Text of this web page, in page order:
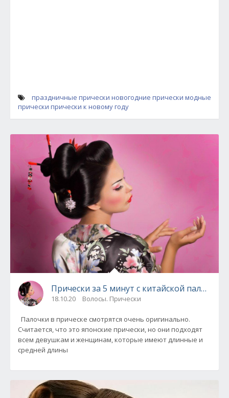
праздничные прически новогодние прически модные
прически прически к новому году
Прически за 5 минут с китайской палочкой
18.10.20 Волосы. Прически
Палочки в прическе смотрятся очень оригинально.
Считается, что это японские прически, но они подходят
всем девушкам и женщинам, которые имеют длинные и
средней длины